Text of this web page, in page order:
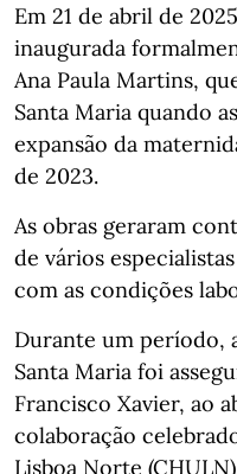
Em 21 de abril de
inaugurada
Ana Paula Martins,
Santa Maria quando
expansão da
de 2023.
As obras geraram
de vários
com as condições
Durante um período,
Santa Maria foi
Francisco Xavier, ao
colaboração
Lisboa Norte